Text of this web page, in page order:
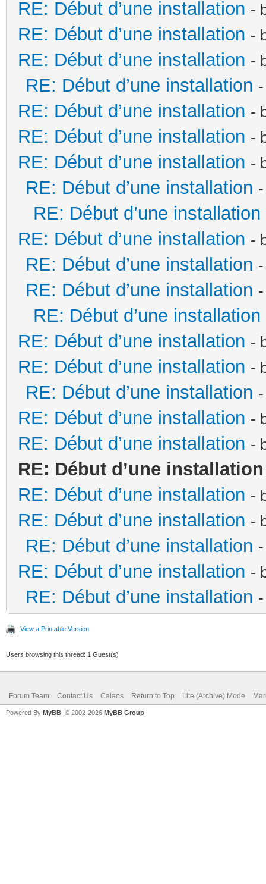
RE: Début d’une installation -
RE: Début d’une installation -
RE: Début d’une installation -
RE: Début d’une installation
RE: Début d’une installation -
RE: Début d’une installation -
RE: Début d’une installation -
RE: Début d’une installation
RE: Début d’une installation
RE: Début d’une installation -
RE: Début d’une installation
RE: Début d’une installation
RE: Début d’une installation
RE: Début d’une installation -
RE: Début d’une installation -
RE: Début d’une installation
RE: Début d’une installation -
RE: Début d’une installation -
RE: Début d’une installation
RE: Début d’une installation -
RE: Début d’une installation -
RE: Début d’une installation
RE: Début d’une installation -
RE: Début d’une installation
View a Printable Version
Users browsing this thread: 1 Guest(s)
Forum Team Contact Us Calaos Return to Top Lite (Archive) Mode
Powered By MyBB , © 2002-2026 MyBB Group